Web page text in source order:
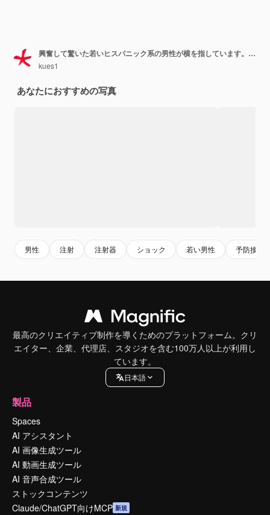
興奮して驚いた若いヒスパニック系の男性が横を指しています。ドクターシリンジのコンセプト
kues1
あなたにおすすめの写真
男性 注射 注射器 ショック 若い男性 予防接種
最高のクリエイティブ制作を導くためのプラットフォーム。クリ
エイター、企業、代理店、スタジオを含む100万人以上が利用し
ています。
日本語
製品
Spaces
AI アシスタント
AI 画像生成ツール
AI 動画生成ツール
AI 音声合成ツール
ストックコンテンツ
Claude/ChatGPT向けMCP 新規